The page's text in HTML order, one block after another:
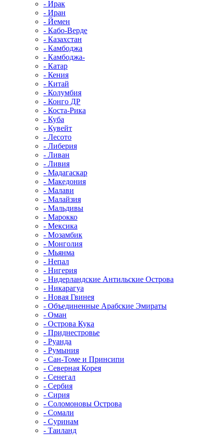
- Ирак
- Иран
- Йемен
- Кабо-Верде
- Казахстан
- Камбоджа
- Камбоджа-
- Катар
- Кения
- Китай
- Колумбия
- Конго ДР
- Коста-Рика
- Куба
- Кувейт
- Лесото
- Либерия
- Ливан
- Ливия
- Мадагаскар
- Македония
- Малави
- Малайзия
- Мальдивы
- Марокко
- Мексика
- Мозамбик
- Монголия
- Мьянма
- Непал
- Нигерия
- Нидерландские Антильские Острова
- Никарагуа
- Новая Гвинея
- Объединенные Арабские Эмираты
- Оман
- Острова Кука
- Приднестровье
- Руанда
- Румыния
- Сан-Томе и Принсипи
- Северная Корея
- Сенегал
- Сербия
- Сирия
- Соломоновы Острова
- Сомали
- Суринам
- Таиланд